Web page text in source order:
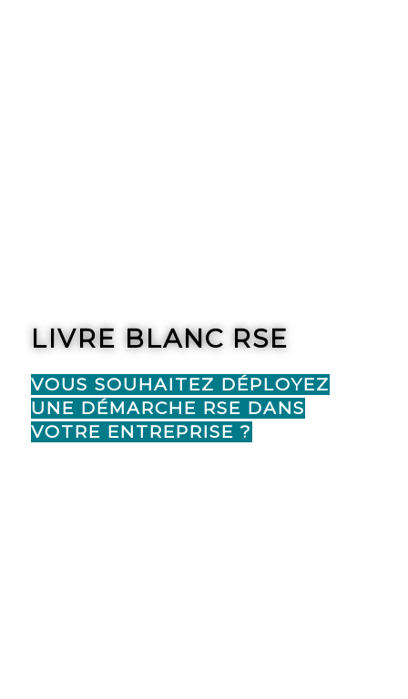
LIVRE BLANC RSE
VOUS SOUHAITEZ DÉPLOYEZ
UNE DÉMARCHE RSE DANS
VOTRE ENTREPRISE ?